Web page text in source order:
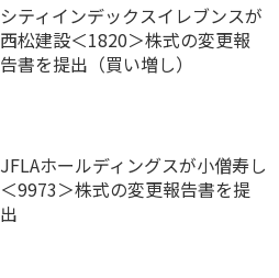
シティインデックスイレブンスが
西松建設＜1820＞株式の変更報
告書を提出（買い増し）
JFLAホールディングスが小僧寿し
＜9973＞株式の変更報告書を提
出